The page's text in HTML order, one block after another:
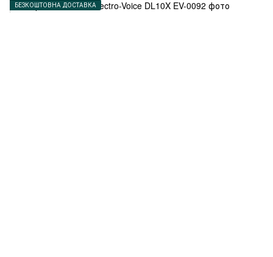
БЕЗКОШТОВНА ДОСТАВКА